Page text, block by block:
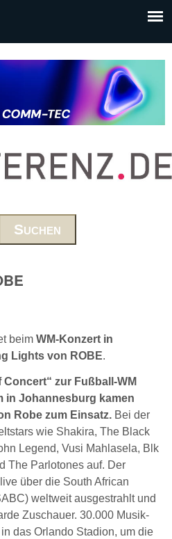
beim WM-Konzert in
Lights von ROBE.
zur Fußball-WM
in Johannesburg kamen
Robe zum Einsatz. Bei der
wie Shakira, The Black
Legend, Vusi Mahlasela, Blk
The Parlotones auf. Der
über die South African
weltweit ausgestrahlt und
Zuschauer. 30.000 Musik-
das Orlando Stadion, um die